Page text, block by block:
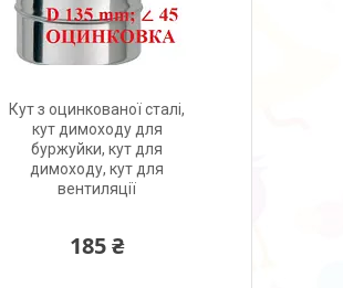
Кут з оцинкованої сталі,
кут димоходу для
буржуйки, кут для
димоходу, кут для
вентиляції
185 ₴